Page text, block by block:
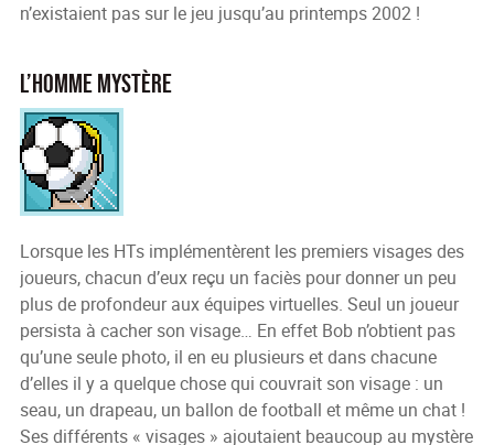
n’existaient pas sur le jeu jusqu’au printemps 2002 !
L’homme mystère
Lorsque les HTs implémentèrent les premiers visages des
joueurs, chacun d’eux reçu un faciès pour donner un peu
plus de profondeur aux équipes virtuelles. Seul un joueur
persista à cacher son visage… En effet Bob n’obtient pas
qu’une seule photo, il en eu plusieurs et dans chacune
d’elles il y a quelque chose qui couvrait son visage : un
seau, un drapeau, un ballon de football et même un chat !
Ses différents « visages » ajoutaient beaucoup au mystère